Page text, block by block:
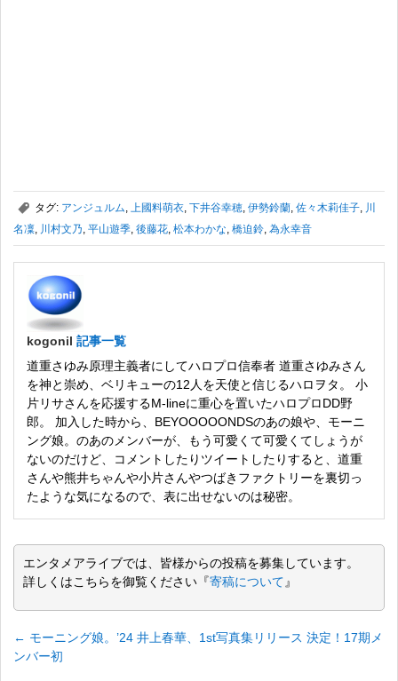
, タグ: アンジュルム 上國料萌衣 下井谷幸穂 伊勢鈴蘭 佐々木莉佳子 川
名凜 川村文乃 平山遊季 後藤花 松本わかな 橋迫鈴 為永幸音
kogonil 記事一覧
道重さゆみ原理主義者にしてハロプロ信奉者 道重さゆみさん
を神と崇め、ベリキューの12人を天使と信じるハロヲタ。 小
片リサさんを応援するM-lineに重心を置いたハロプロDD野
郎。 加入した時から、BEYOOOOONDSのあの娘や、モーニ
ング娘。のあのメンバーが、もう可愛くて可愛くてしょうが
ないのだけど、コメントしたりツイートしたりすると、道重
さんや熊井ちゃんや小片さんやつばきファクトリーを裏切っ
たような気になるので、表に出せないのは秘密。
エンタメアライブでは、皆様からの投稿を募集しています。
詳しくはこちらを御覧ください『寄稿について 』
← モーニング娘。’24 井上春華、1st写真集リリース 決定！17期メ
ンバー初